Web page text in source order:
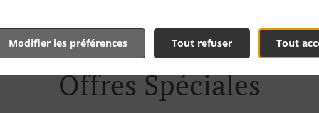
Tout
Tout refuser
Modifier les préférences
Offres Spéciales